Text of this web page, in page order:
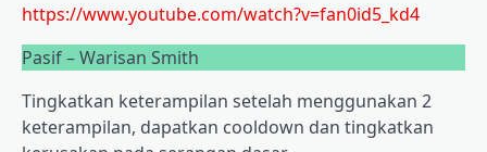
https://www.youtube.com/watch?v=fan0id5_kd4
Pasif – Warisan Smith
Tingkatkan keterampilan setelah menggunakan 2
keterampilan, dapatkan cooldown dan tingkatkan